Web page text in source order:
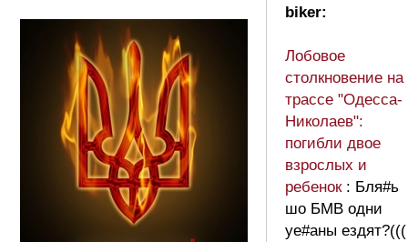
biker:
Лобовое
столкновение на
трассе "Одесса-
Николаев":
погибли двое
взрослых и
ребенок : Бля#ь
шо БМВ одни
уе#аны ездят?(((